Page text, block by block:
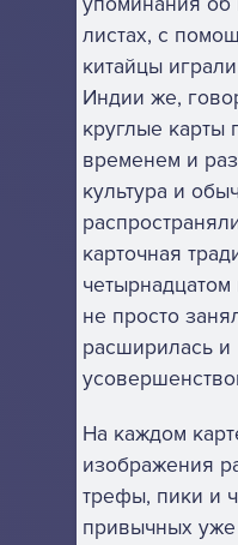
листах, с
китайцы
Индии же,
круглые
временем и
культура и
карточная
не просто
расширилась и
На каждом
изображения
трефы, пики и
привычных уже